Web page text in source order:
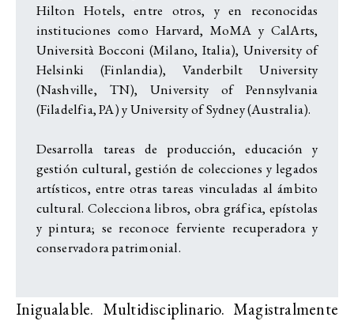
Hilton Hotels, entre otros, y en reconocidas
instituciones como Harvard, MoMA y CalArts,
Università Bocconi (Milano, Italia), University of
Helsinki (Finlandia), Vanderbilt University
(Nashville, TN), University of Pennsylvania
(Filadelfia, PA) y University of Sydney (Australia).
Desarrolla tareas de producción, educación y
gestión cultural, gestión de colecciones y legados
artísticos, entre otras tareas vinculadas al ámbito
cultural. Colecciona libros, obra gráfica, epístolas
y pintura; se reconoce ferviente recuperadora y
conservadora patrimonial.
Inigualable. Multidisciplinario. Magistralmente